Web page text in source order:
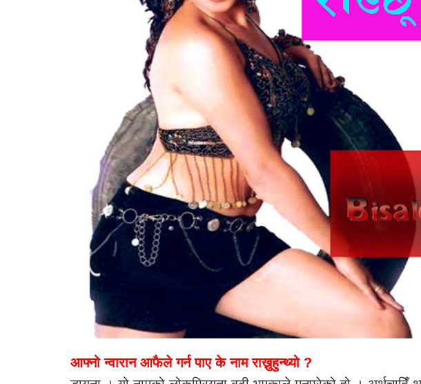
आफ्नो न्वारान आफैले गर्न पाए के नाम राख्नुहुन्थ्यो ?